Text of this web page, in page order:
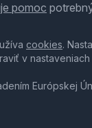
pomoc
cookies.
v nastaveniach
Európskej